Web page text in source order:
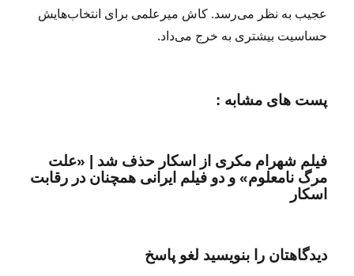
عجیب به نظر می‌رسد. کاش میرعلمی برای انتخاب‌هایش
حساسیت بیشتری به خرج می‌داد.
پست های مشابه :
فیلم شهرام مکری از اسکار حذف شد | «علت
مرگ نامعلوم» و دو فیلم ایرانی همچنان در رقابت
اسکار
دیدگاهتان را بنویسید لغو پاسخ